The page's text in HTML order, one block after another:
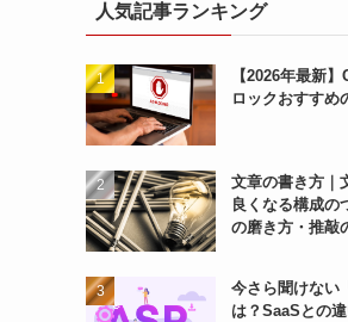
人気記事ランキング
【2026年最新
ロックおすすめ
文章の書き方｜
良くなる構成の
の磨き方・推敲
今さら聞けない
は？SaaSとの